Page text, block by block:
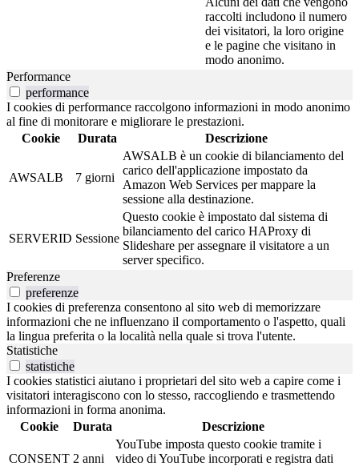
raccolti includono il numero
dei visitatori, la loro origine
e le pagine che visitano in
modo anonimo.
Performance
performance
I cookies di performance raccolgono informazioni in modo anonimo
al fine di monitorare e migliorare le prestazioni.
Cookie
Durata Descrizione
AWSALB 7 giorni
AWSALB è un cookie di bilanciamento del
carico dell'applicazione impostato da
Amazon Web Services per mappare la
sessione alla destinazione.
SERVERID Sessione
Questo cookie è impostato dal sistema di
bilanciamento del carico HAProxy di
Slideshare per assegnare il visitatore a un
server specifico.
Preferenze
preferenze
I cookies di preferenza consentono al sito web di memorizzare
informazioni che ne influenzano il comportamento o l'aspetto, quali
la lingua preferita o la località nella quale si trova l'utente.
Statistiche
statistiche
I cookies statistici aiutano i proprietari del sito web a capire come i
visitatori interagiscono con lo stesso, raccogliendo e trasmettendo
informazioni in forma anonima.
Cookie
Durata Descrizione
CONSENT 2 anni
YouTube imposta questo cookie tramite i
video di YouTube incorporati e registra dati